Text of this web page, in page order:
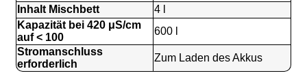
r
ü
f
u
n
g
Inhalt Mischbett
4 l
Kapazität bei 420 μS/cm
auf < 100
600 l
Stromanschluss
erforderlich
Zum Laden des Akkus